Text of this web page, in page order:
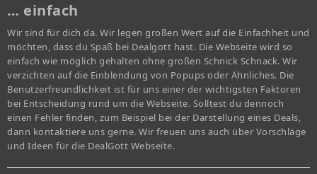
… einfach
Wir sind für dich da. Wir legen großen Wert auf die Einfachheit und
möchten, dass du Spaß bei Dealgott hast. Die Webseite wird so
einfach wie möglich gehalten ohne großen Schnick Schnack. Wir
verzichten auf die Einblendung von Popups oder Ähnliches. Die
Benutzerfreundlichkeit ist für uns einer der wichtigsten Faktoren
bei Entscheidung rund um die Webseite. Solltest du dennoch
einen Fehler finden, zum Beispiel bei der Darstellung eines Deals,
dann kontaktiere uns gerne. Wir freuen uns auch über Vorschläge
und Ideen für die DealGott Webseite.